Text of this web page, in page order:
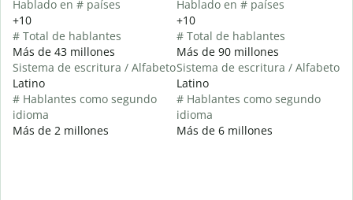
Hablado en # países
+10
# Total de hablantes
Más de 43 millones
Sistema de escritura / Alfabeto
Latino
# Hablantes como segundo
idioma
Más de 2 millones
Hablado en # países
+10
# Total de hablantes
Más de 90 millones
Sistema de escritura / Alfabeto
Latino
# Hablantes como segundo
idioma
Más de 6 millones